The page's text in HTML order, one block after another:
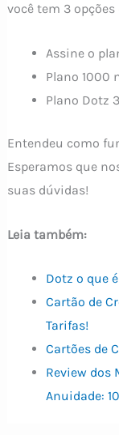
você tem 3 opções
Assine o
Plano 1000
Plano Dotz
Entendeu como
Esperamos que
suas dúvidas!
Leia também:
Dotz o que
Cartão de
Tarifas!
Cartões de
Review dos
Anuidade: